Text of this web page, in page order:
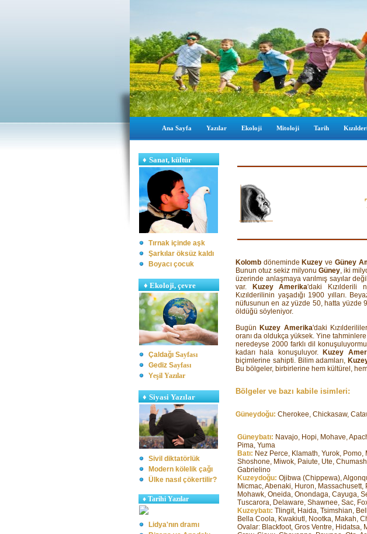
Ana Sayfa Yazılar Ekoloji Mitoloji Tarih
♦ Sanat, kültür
Tırnak içinde aşk
Şarkılar öksüz kaldı
Boyacı çocuk
♦Ekoloji, çevre
Çaldağı Sayfası
Gediz Sayfası
Yeşil Yazılar
♦ Siyasi Yazılar
Sivil diktatörlük
Modern kölelik çağı
Ülke nasıl çökertilir?
♦ Tarihi Yazılar
Lidya'nın dramı
Kolomb döneminde Kuzey ve Güney
Bunun otuz sekiz milyonuGüney, iki
üzerinde anlaşmaya varılmış sayılar
var.
Kuzey Amerika'daki Kızılderili
Kızılderilinin yaşadığı 1900 yılları.
nüfusunun en az yüzde 50, hatta yüzde
öldüğü söyleniyor.
Bugün Kuzey Amerika'daki
oranı da oldukça yüksek. Yine
neredeyse 2000 farklı dil
kadarı hala konuşuluyor.
Kuzey
biçimlerine sahipti. Bilim adamları,
Bu bölgeler, birbirlerine hem kültürel,
Bölgeler ve bazı kabile isimleri:
Güneydoğu: Cherokee, Chickasaw,
Güneybatı: Navajo, Hopi, Mohave,
Pima, Yuma
Batı: Nez Perce, Klamath, Yurok, Pomo,
Shoshone, Miwok, Paiute, Ute,
Gabrielino
Kuzeydoğu: Ojibwa (Chippewa),
Micmac, Abenaki, Huron, Massachusett,
Mohawk, Oneida, Onondaga, Cayuga,
Tuscarora, Delaware, Shawnee, Sac,
Kuzeybatı: Tlingit, Haida, Tsimshian,
Bella Coola, Kwakiutl, Nootka, Makah,
Ovalar: Blackfoot, Gros Ventre, Hidatsa,